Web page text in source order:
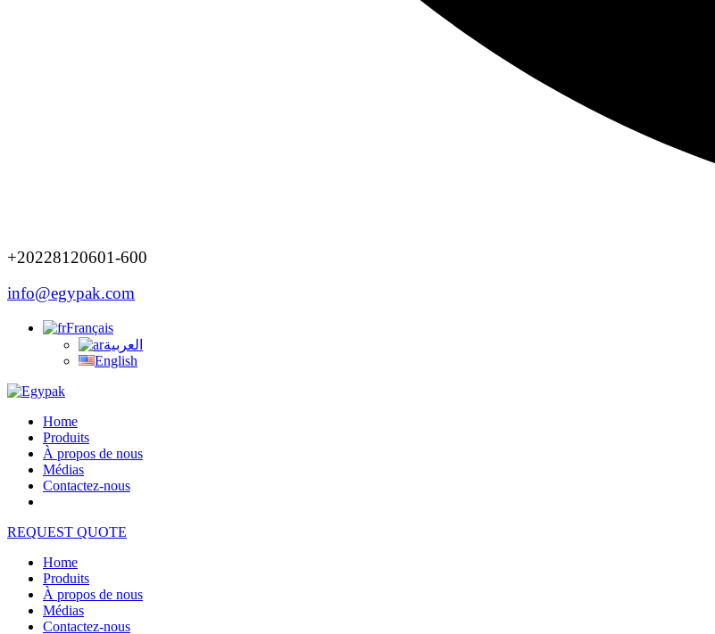
+20228120601-600
info@egypak.com
Français
العربية
English
Home
Produits
À propos de nous
Médias
Contactez-nous
REQUEST QUOTE
Home
Produits
À propos de nous
Médias
Contactez-nous